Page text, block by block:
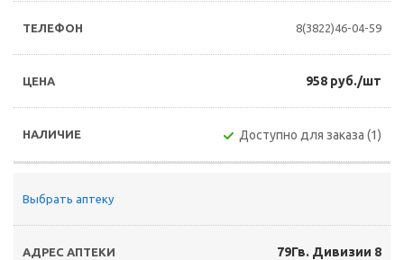
8(3822)46-04-59
958 руб./шт
Доступно для заказа (1)
Выбрать аптеку
79Гв. Дивизии 8